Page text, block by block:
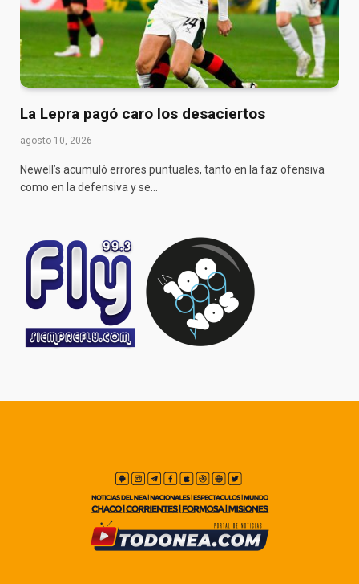
La Lepra pagó caro los desaciertos
agosto 10, 2026
Newell’s acumuló errores puntuales, tanto en la faz ofensiva
como en la defensiva y se…